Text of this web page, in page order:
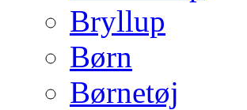
Bryllup
Børn
Børnetøj